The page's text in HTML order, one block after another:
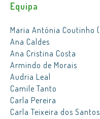
Equipa
Maria Antónia Coutinho
Ana Caldes
Ana Cristina Costa
Armindo de Morais
Audria Leal
Camile Tanto
Carla Pereira
Carla Teixeira dos Santos